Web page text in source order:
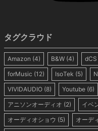
タグクラウド
Amazon (4) B&W (4) dCS
forMusic (12) IsoTek (5)
VIVIDAUDIO (8) Youtube (6)
アニソンオーディオ (2) イベ
オーディオショウ (5) オーデ